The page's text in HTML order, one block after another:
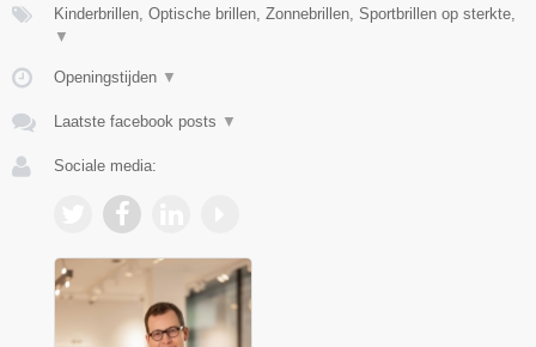
Kinderbrillen, Optische brillen, Zonnebrillen, Sportbrillen op sterkte,
▼
Openingstijden ▼
Laatste facebook posts ▼
Sociale media: